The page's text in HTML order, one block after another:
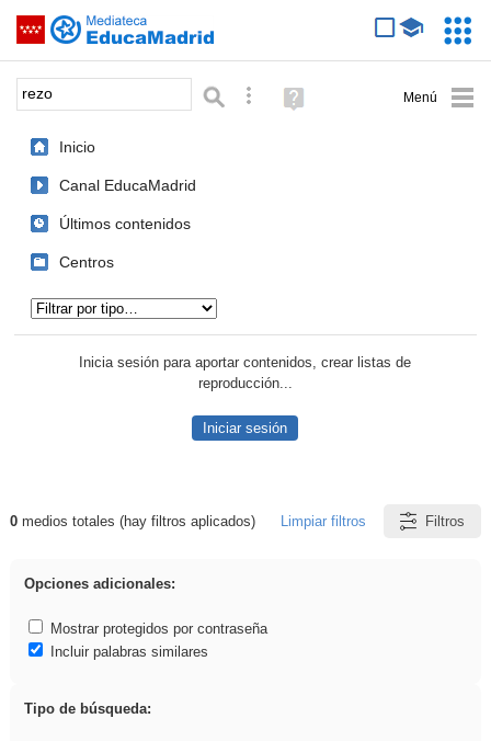
Saltar navegación
Palabra o frase: Búsqueda avanzada
Ayuda
(en
Inicio
Canal EducaMadrid
Últimos contenidos
Centros
Inicia sesión para aportar contenidos, crear listas de
reproducción...
Iniciar sesión
Resultados de: rezo
0medios totales (hay filtros aplicados) Limpiar filtros Filtros
Opciones adicionales:
Mostrar protegidos por contraseña
Incluir palabras similares
Tipo de búsqueda: